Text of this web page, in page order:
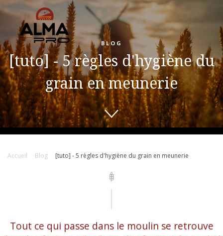
BLOG
[tuto] - 5 règles d'hygiène du
grain en meunerie
Accueil Blog [tuto] - 5 règles d'hygiène du grain en meunerie
Tout ce qui passe dans le moulin se retrouve